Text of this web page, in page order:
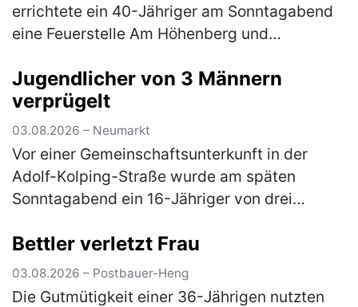
errichtete ein 40-Jähriger am Sonntagabend
eine Feuerstelle Am Höhenberg und
Feuer wieder löschen und erhält nun eine A…
(mehr)
Jugendlicher von 3 Männern
verprügelt
03.08.2026 – Neumarkt
Vor einer Gemeinschaftsunterkunft in der
Adolf-Kolping-Straße wurde am späten
Sonntagabend ein 16-Jähriger von drei
vorangegangenem Streit prügelten die
Männ…(mehr)
Bettler verletzt Frau
03.08.2026 – Postbauer-Heng
Die Gutmütigkeit einer 36-Jährigen nutzten